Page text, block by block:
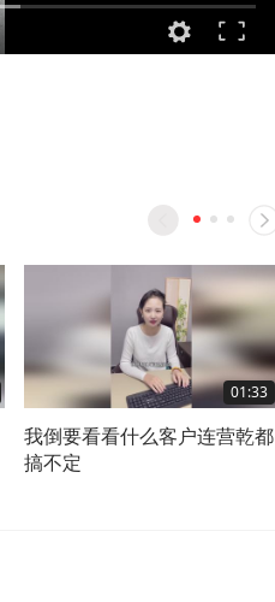
01:33
我倒要看看什么客户连营乾都
搞不定